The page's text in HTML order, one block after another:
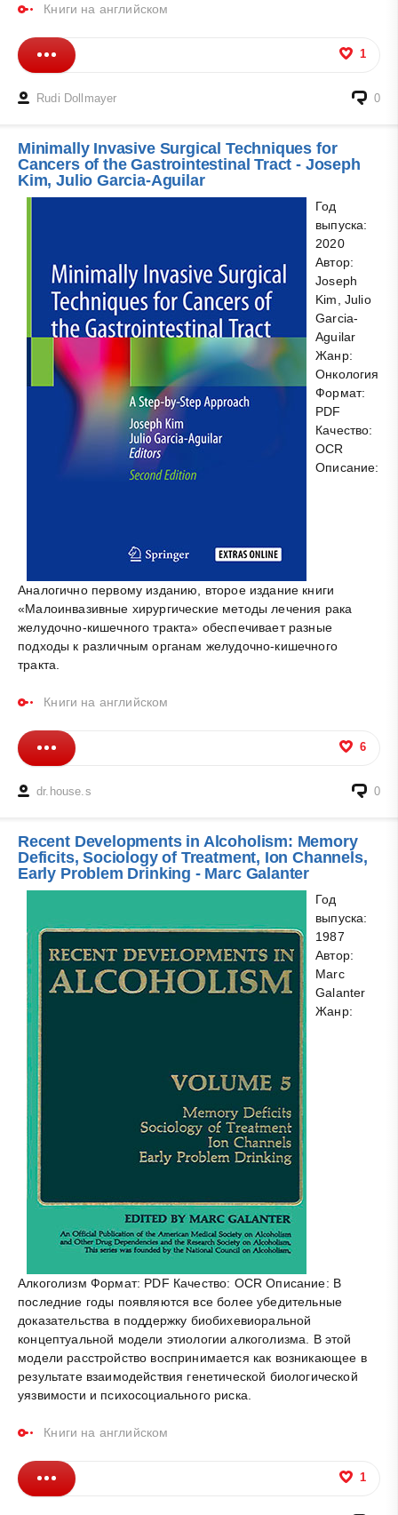
Книги на английском
1
Rudi Dollmayer 0
Minimally Invasive Surgical Techniques for
Cancers of the Gastrointestinal Tract - Joseph
Kim, Julio Garcia-Aguilar
Год
выпуска:
2020
Автор:
Joseph
Kim, Julio
Garcia-
Aguilar
Жанр:
Онкология
Формат:
PDF
Качество:
OCR
Описание:
Аналогично первому изданию, второе издание книги
«Малоинвазивные хирургические методы лечения рака
желудочно-кишечного тракта» обеспечивает разные
подходы к различным органам желудочно-кишечного
тракта.
Книги на английском
6
dr.house.s 0
Recent Developments in Alcoholism: Memory
Deficits, Sociology of Treatment, Ion Channels,
Early Problem Drinking - Marc Galanter
Год
выпуска:
1987
Автор:
Marc
Galanter
Жанр:
Алкоголизм Формат: PDF Качество: OCR Описание: В
последние годы появляются все более убедительные
доказательства в поддержку биобихевиоральной
концептуальной модели этиологии алкоголизма. В этой
модели расстройство воспринимается как возникающее в
результате взаимодействия генетической биологической
уязвимости и психосоциального риска.
Книги на английском
1